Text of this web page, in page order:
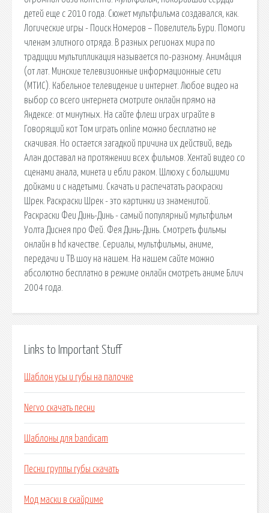
детей еще с 2010 года. Сюжет мультфильма создавался, как.
Логические игры - Поиск Номеров – Повелитель Бури. Помоги
членам элитного отряда. В разных регионах мира по
традиции мультипликация называется по-разному. Анима́ция
(от лат. Минские телевизионные информационные сети
(МТИС). Кабельное телевидение и интернет. Любое видео на
выбор со всего интернета смотрите онлайн прямо на
Яндексе: от минутных. На сайте флеш играх играйте в
Говорящий кот Том играть online можно бесплатно не
скачивая. Но остается загадкой причина их действий, ведь
Алан доставал на протяжении всех фильмов. Хентай видео со
сценами анала, минета и ебли раком. Шлюху с большими
дойками и с надетыми. Скачать и распечатать раскраски
Шрек. Раскраски Шрек - это картинки из знаменитой.
Раскраски Феи Динь-Динь - самый популярный мультфильм
Уолта Диснея про Фей. Фея Динь-Динь. Смотреть фильмы
онлайн в hd качестве. Сериалы, мультфильмы, аниме,
передачи и ТВ шоу на нашем. На нашем сайте можно
абсолютно бесплатно в режиме онлайн смотреть аниме Блич
2004 года.
Links to Important Stuff
Шаблон усы и губы на палочке
Nervo скачать песни
Шаблоны для bandicam
Песни группы губы скачать
Мод маски в скайриме